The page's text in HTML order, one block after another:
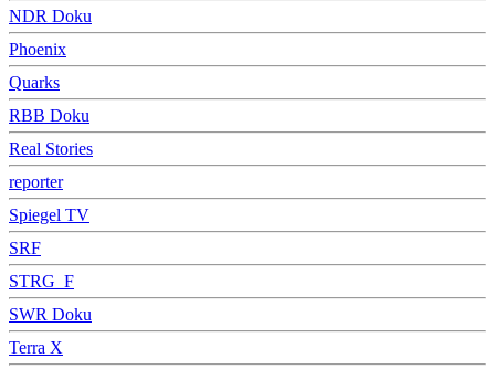
NDR Doku
Phoenix
Quarks
RBB Doku
Real Stories
reporter
Spiegel TV
SRF
STRG_F
SWR Doku
Terra X